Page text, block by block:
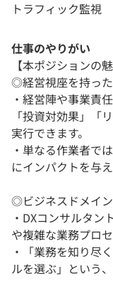
トラフィック監視
仕事のやりがい
【本ポジションの魅
◎経営視座を持っ
・経営陣や事業責
「投資対効果」「
実行できます。
・単なる作業者で
にインパクトを与
◎ビジネスドメイ
・DXコンサルタ
や複雑な業務プロ
・「業務を知り尽
ルを選ぶ」という